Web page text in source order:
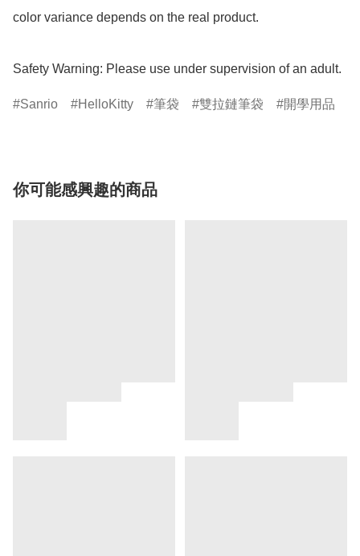
color variance depends on the real product.
Safety Warning: Please use under supervision of an adult.
Sanrio HelloKitty 筆袋 雙拉鏈筆袋 開學用品
你可能感興趣的商品